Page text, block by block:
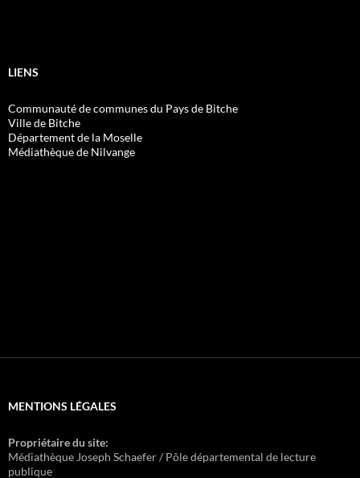
LIENS
Communauté de communes du Pays de Bitche
Ville de Bitche
Département de la Moselle
Médiathèque de Nilvange
MENTIONS LÉGALES
Propriétaire du site:
Médiathèque Joseph Schaefer / Pôle départemental de lecture
publique